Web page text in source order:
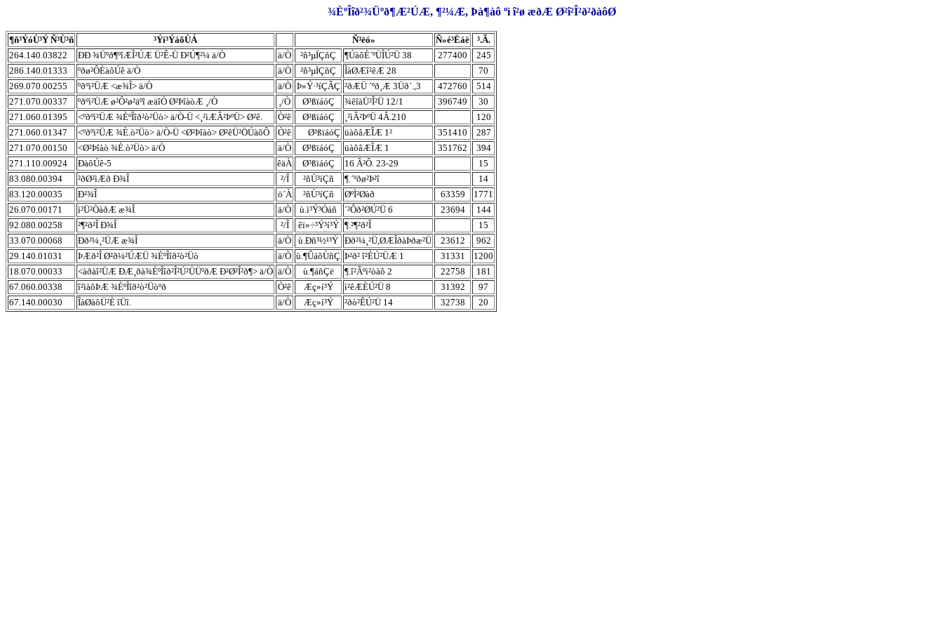
¾ÈºÎîð²¾Üºð¶Æ²ÚÆ, ¶²¼Æ, Þà¶àô ºì î²ø æðÆ Ø²î²Î²ð²ðàôØ
¶ñ³ÝóÙ³Ý Ñ³Ù³ñ ³Ýí³ÝáõÙÁ Ñ³ëó» Ñ»é³Ëáë
³.Ã.
264.140.03822
ÐÐ ¾Üºð¶ºîÆÎ²ÚÆ Ü²Ê-Ü Ð²Ú¶²¼ ä/Ò ä/Ò ²ñ³µÏÇñÇ ¶ÚàôÈ´ºÜÎÚ²Ü 38 277400
245
286.140.01333
ºðø²ÔÈàôÚê ä/Ò ä/Ò ²ñ³µÏÇñÇ ÎàØÆî²êÆ 28
70
269.070.00255
ºðºì²ÜÆ <æ¾Î> ä/Ò ä/Ò Þ»Ý·³íÇÃÇ ²ðÆÜ ´ºð¸Æ 3Üð´.,3 472760
514
271.070.00337
ºðºì²ÜÆ ø²Ô²ø²äºî æäîÒ Ø²ÞîàòÆ ¸/Ò ¸/Ò Ø³ßïáóÇ ¾êîàÜ²Î²Ü 12/1 396749
30
271.060.01395
<ºðºì²ÜÆ ¾ÈºÎîð²ò²Üò> ä/Ò-Ü <¸²ìÆÂ²ÞºÜ> Ø²ê. Ò²ê Ø³ßïáóÇ ¸²ìÂ²ÞºÜ 4Â.210
120
271.060.01347
<ºðºì²ÜÆ ¾È.ò²Üò> ä/Ò-Ü <Ø²Þîàò> Ø²êÜ²ÖÚàôÔ Ò²ê Ø³ßïáóÇ üàôâÆÎÆ 1² 351410
287
271.070.00150
<Ø²Þîàò ¾È.ò²Üò> ä/Ò ä/Ò Ø³ßïáóÇ üàôâÆÎÆ 1 351762
394
271.110.00924
ÐàôÚê-5 êäÀ Ø³ßïáóÇ 16 Â²Ô. 23-29
15
83.080.00394
²ðØ²ìÆð Ð¾Î ²/Î ²ñÙ³íÇñ ¶.´ºðø²Þ²î
14
83.120.00035
Ð²¾Î ö´À ²ñÙ³íÇñ ØºÌ²Øàð 63359
1771
26.070.00171
ì²Ü²ÒàðÆ æ¾Î ä/Ò ù.ì³Ý³Óáñ ´²Ôð²ØÚ²Ü 6 23694
144
92.080.00258
²¶²ð²Î Ð¾Î ²/Î êï»÷³Ý³í³Ý ¶.²¶²ð²Î
15
33.070.00068
Ðð²¼¸²ÜÆ æ¾Î ä/Ò ù.Ðñ³½¹³Ý Ðð²¼¸²Ü,ØÆÎðàÞðæ²Ü 23612
962
29.140.01031
ÞÆð²Î Ø²ð¼²ÚÆÜ ¾ÈºÎîð²ò²Üò ä/Ò ù.¶ÛáõÙñÇ Þ²ð² î²ÈÚ²ÜÆ 1 31331
1200
18.070.00033
<àðàî²ÜÆ ÐÆ¸ðà¾ÈºÎîð²Î²Ú²ÜÜºðÆ Ð²Ø²Î²ð¶> ä/Ò ä/Ò ù.¶áñÇë ¶.î²Âºì²òàô 2 22758
181
67.060.00338
î²ìàôÞÆ ¾ÈºÎîð²ò²Üòºð Ò²ê Æç»í³Ý ì²êÆÈÚ²Ü 8 31392
97
67.140.00030
ÎàØàôÜ²È îÜî. ä/Ò Æç»í³Ý ²ðò²ÊÚ²Ü 14 32738 20